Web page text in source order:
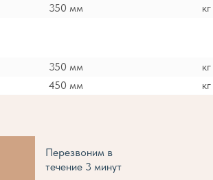
350 мм кг
350 мм кг
450 мм кг
Перезвоним в
течение 3 минут